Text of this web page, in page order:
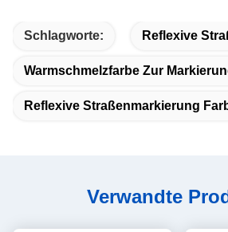
Schlagworte: Reflexive
Warmschmelzfarbe Zur
Reflexive Straßenmarkierung
Verwandte